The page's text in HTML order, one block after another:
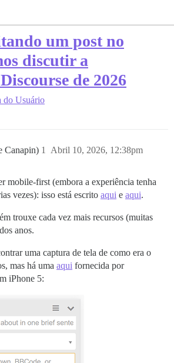
um post no
discutir a
de 2026
do Usuário
Canapin) Abril 10, 2026, 12:38pm
1
mobile-first (embora a experiência tenha
vezes): isso está escrito aqui e aqui.
trouxe cada vez mais recursos (muitas
anos.
uma captura de tela de como era o
mas há uma aqui fornecida por
iPhone 5: